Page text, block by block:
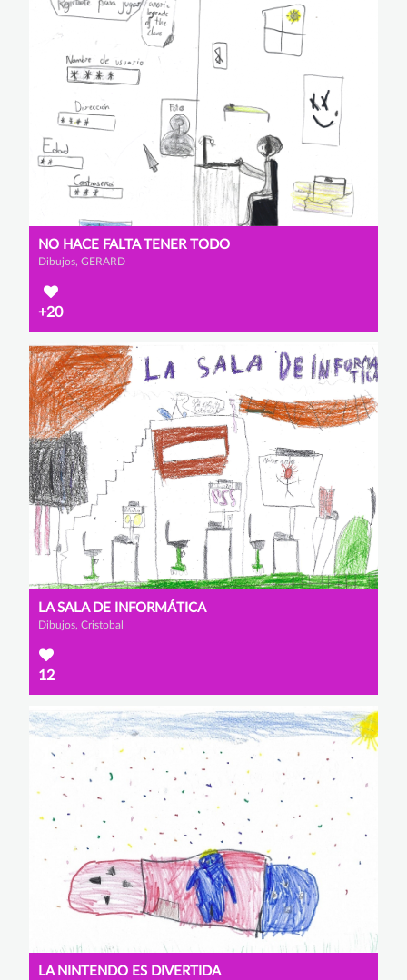
NO HACE FALTA TENER TODO
Dibujos, GERARD
+20
LA SALA DE INFORMÁTICA
Dibujos, Cristobal
12
LA NINTENDO ES DIVERTIDA